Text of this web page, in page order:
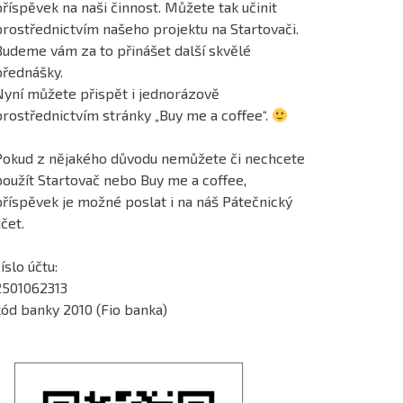
na naši činnost. Můžete tak učinit
našeho projektu na Startovači.
vám za to přinášet další skvělé
můžete přispět i jednorázově
stránky „Buy me a coffee“.
z nějakého důvodu nemůžete či nechcete
Startovač nebo Buy me a coffee,
je možné poslat i na náš Pátečnický
účtu:
banky 2010 (Fio banka)